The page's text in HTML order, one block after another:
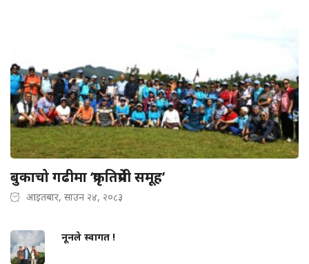
बुकाचो गढीमा ‘प्रकृतिप्रेमी समूह’
आइतबार, साउन २४, २०८३
नूनले स्वागत !